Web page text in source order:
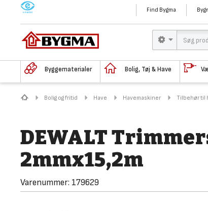
M Find Bygma
Byggematerialer Bolig, Tøj & Have
Bolig og fritid Have Havemaskiner Tilbehør til
DEWALT
2mmx15,2m
Varenummer: 179629